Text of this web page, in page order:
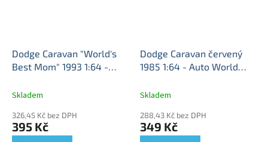
Dodge Caravan "World's
Best Mom" 1993 1:64 -
Caravan Nejlepší máma na
1/64
Skladem
326,45 Kč bez DPH
395 Kč
Dodge Caravan červený
1985 1:64 - Auto World
model
Skladem
288,43 Kč bez DPH
349 Kč